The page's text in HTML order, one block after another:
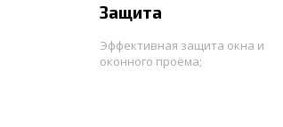
Защита
Эффективная защита окна и
оконного проёма;